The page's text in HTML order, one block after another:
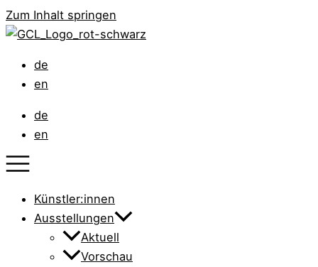
Zum Inhalt springen
de
en
de
en
Künstler:innen
Ausstellungen
Aktuell
Vorschau